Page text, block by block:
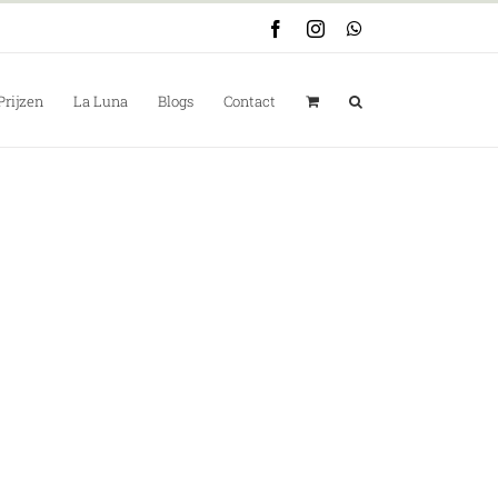
FacebookInstagramWhatsApp
La Luna Blogs Contact